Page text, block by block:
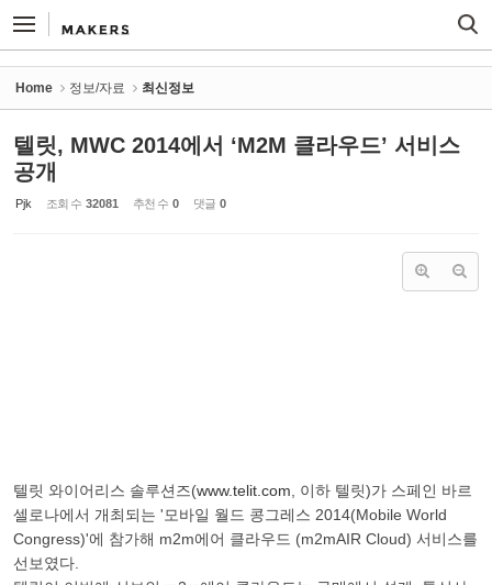
Home 정보/자료 최신정보
텔릿, MWC 2014에서 ‘M2M 클라우드’ 서비스
공개
Pjk 조회 수 32081 추천 수 0 댓글 0
텔릿 와이어리스 솔루션즈(www.telit.com , 이하 텔릿)가 스페인 바르
셀로나에서 개최되는 '모바일 월드 콩그레스 2014(Mobile World
Congress)'에 참가해 m2m에어 클라우드 (m2mAIR Cloud) 서비스를
선보였다.